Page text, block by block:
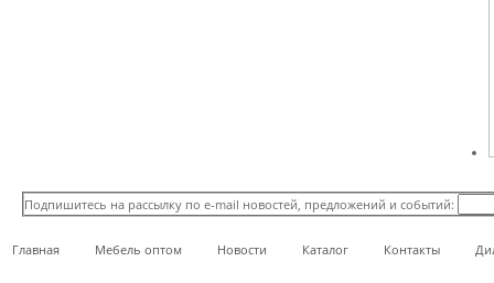
Подпишитесь на рассылку по e-mail новостей, предложений и событий:
Главная Мебель оптом Новости Каталог Контакты